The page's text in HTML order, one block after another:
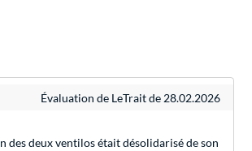
Évaluation de LeTrait de 28.02.2026
deux ventilos était désolidarisé de son